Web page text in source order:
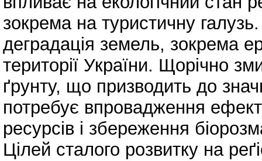
зокрема на туристичну
деградація земель, зокрема
території України. Щорічно
ґрунту, що призводить до
потребує впровадження
ресурсів і збереження
Цілей сталого розвитку на